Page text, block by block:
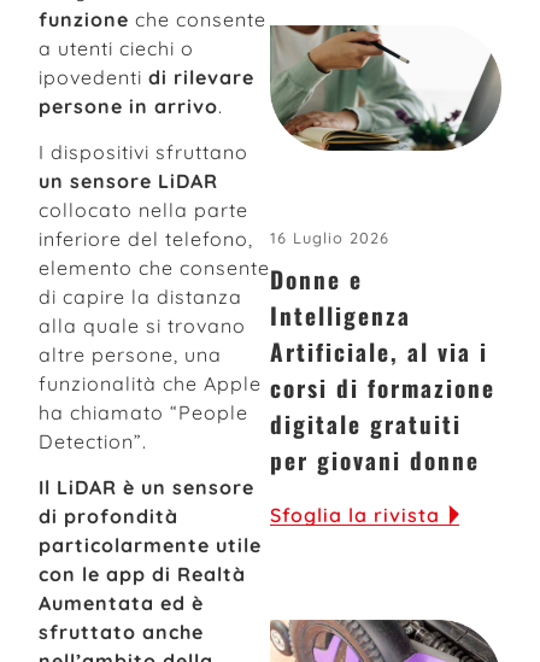
funzione che consente
a utenti ciechi o
ipovedenti di rilevare
persone in arrivo.
I dispositivi sfruttano
un sensore LiDAR
collocato nella parte
inferiore del telefono,
elemento che consente
di capire la distanza
alla quale si trovano
altre persone, una
funzionalità che Apple
ha chiamato “People
Detection”.
Il LiDAR è un sensore
di profondità
particolarmente utile
con le app di Realtà
Aumentata ed è
sfruttato anche
16 Luglio 2026
Donne e
Intelligenza
Artificiale, al via i
corsi di formazione
digitale gratuiti
per giovani donne
Sfoglia la rivista